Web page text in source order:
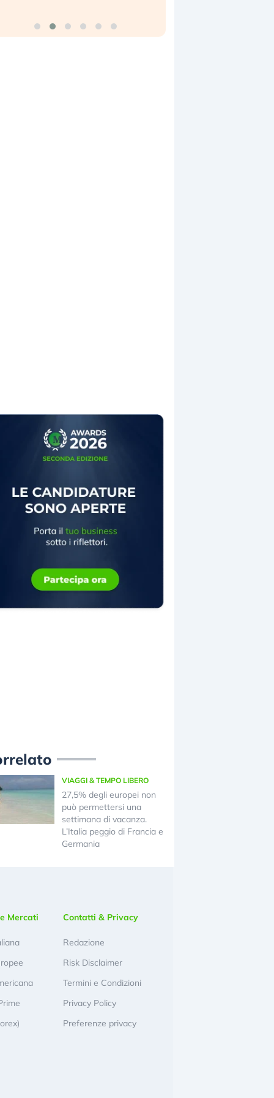
VIAGGI & TEMPO LIBERO
27,5% degli europei non
può permettersi una
settimana di vacanza.
L’Italia peggio di Francia e
Germania
Mercati Contatti & Privacy
Redazione
Risk Disclaimer
Termini e Condizioni
Privacy Policy
Preferenze privacy